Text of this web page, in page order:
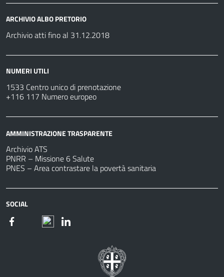
ARCHIVIO ALBO PRETORIO
Archivio atti fino al 31.12.2018
NUMERI UTILI
1533 Centro unico di prenotazione
+116 117 Numero europeo
AMMINISTRAZIONE TRASPARENTE
Archivio ATS
PNRR – Missione 6 Salute
PNES – Area contrastare la povertà sanitaria
SOCIAL